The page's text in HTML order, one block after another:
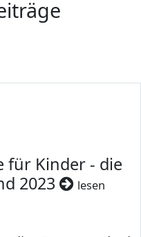
für Kinder - die
2023
lesen